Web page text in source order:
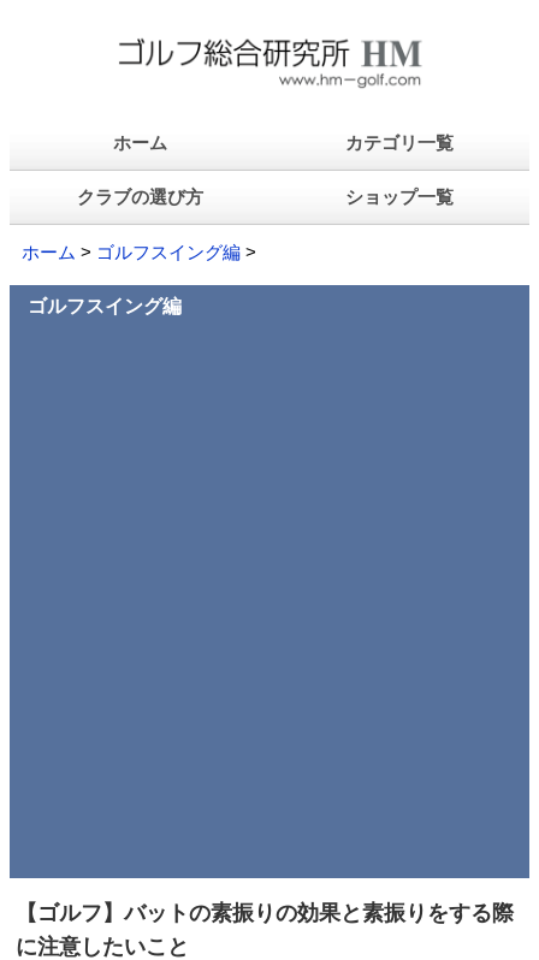
ホーム カテゴリ一覧
クラブの選び方 ショップ一覧
ホーム > ゴルフスイング編 >
ゴルフスイング編
【ゴルフ】バットの素振りの効果と素振りをする際
に注意したいこと